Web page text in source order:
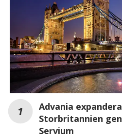
Advania
Storbritannien
Servium